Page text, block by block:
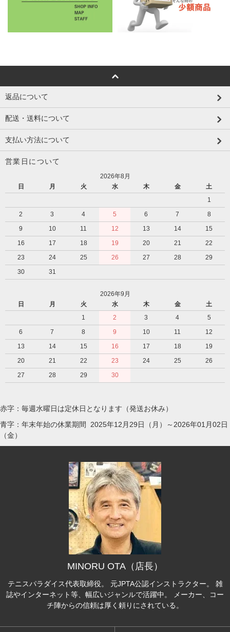
返品について
配送・送料について
支払い方法について
営業日について
2026年8月
日
月 火 水 木 金
土
1
2
3 4 5 6 7
8
9
10 11 12 13 14
15
16
17 18 19 20 21
22
23
24 25 26 27 28
29
30
31
2026年9月
日
月 火 水 木 金
土
1
2 3 4
5
6
7 8 9 10 11
12
13
14 15 16 17 18
19
20
21 22 23 24 25
26
27
28 29 30
赤字：毎週水曜日は定休日となります（発送お休み）
青字：年末年始の休業期間 2025年12月29日（月）～2026年01月02日
（金）
MINORU OTA（店長）
テニスパラダイス代表取締役。 元JPTA公認インストラクター。 雑
誌やインターネット等、幅広いジャンルで活躍中。 メーカー、コー
チ陣からの信頼は厚く頼りにされている。